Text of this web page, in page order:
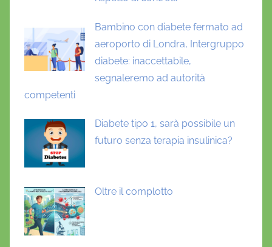
Bambino con diabete fermato ad
aeroporto di Londra, Intergruppo
diabete: inaccettabile,
segnaleremo ad autorità
competenti
Diabete tipo 1, sarà possibile un
futuro senza terapia insulinica?
Oltre il complotto